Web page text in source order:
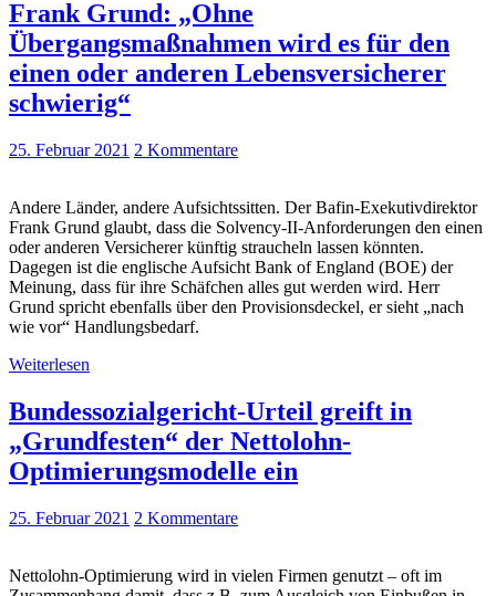
Frank Grund: „Ohne
Übergangsmaßnahmen wird es für den
einen oder anderen Lebensversicherer
schwierig“
25. Februar 2021 2 Kommentare
Andere Länder, andere Aufsichtssitten. Der Bafin-Exekutivdirektor
Frank Grund glaubt, dass die Solvency-II-Anforderungen den einen
oder anderen Versicherer künftig straucheln lassen könnten.
Dagegen ist die englische Aufsicht Bank of England (BOE) der
Meinung, dass für ihre Schäfchen alles gut werden wird. Herr
Grund spricht ebenfalls über den Provisionsdeckel, er sieht „nach
wie vor“ Handlungsbedarf.
Weiterlesen
Bundessozialgericht-Urteil greift in
„Grundfesten“ der Nettolohn-
Optimierungsmodelle ein
25. Februar 2021 2 Kommentare
Nettolohn-Optimierung wird in vielen Firmen genutzt – oft im